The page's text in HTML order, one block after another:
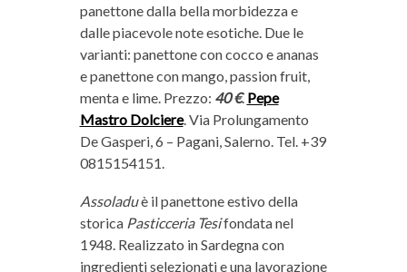
panettone dalla bella morbidezza e
dalle piacevole note esotiche. Due le
varianti: panettone con cocco e ananas
e panettone con mango, passion fruit,
menta e lime. Prezzo: 40 €. Pepe
Mastro Dolciere. Via Prolungamento
De Gasperi, 6 – Pagani, Salerno. Tel. +39
0815154151.
Assoladuè il panettone estivo della
storica Pasticceria Tesifondata nel
1948. Realizzato in Sardegna con
ingredienti selezionati e una lavorazione